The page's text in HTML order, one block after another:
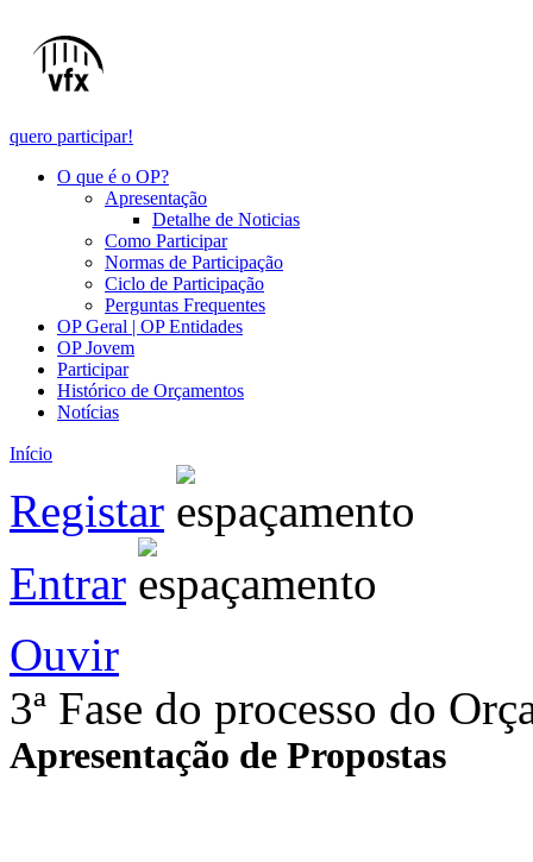
quero participar!
O que é o OP?
Apresentação
Detalhe de Noticias
Como Participar
Normas de Participação
Ciclo de Participação
Perguntas Frequentes
OP Geral | OP Entidades
OP Jovem
Participar
Histórico de Orçamentos
Notícias
Início
Registar
Entrar
Ouvir
3ª Fase do processo do
Apresentação de Propostas